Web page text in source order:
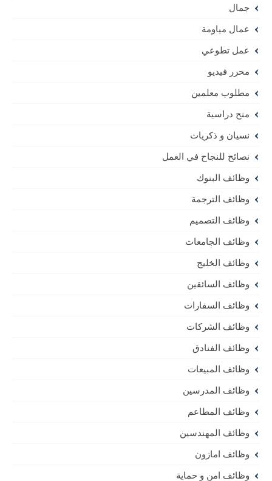
جمال
عمال مياومة
عمل تطوعي
محرر فيديو
مطلوب معلمين
منح دراسية
نسيان و ذكريات
نصائح للنجاح في العمل
وظائف البنوك
وظائف الترجمة
وظائف التصميم
وظائف الجامعات
وظائف الخليج
وظائف السائقين
وظائف السفارات
وظائف الشركات
وظائف الفنادق
وظائف المبيعات
وظائف المدرسين
وظائف المطاعم
وظائف المهندسين
وظائف امازون
وظائف امن و حماية